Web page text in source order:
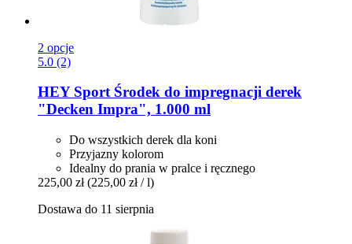
2 opcje
5.0 (2)
HEY SportŚrodek do impregnacji derek
"Decken Impra", 1.000 ml
Do wszystkich derek dla koni
Przyjazny kolorom
Idealny do prania w pralce i ręcznego
225,00 zł (225,00 zł / l)
Dostawa do 11 sierpnia